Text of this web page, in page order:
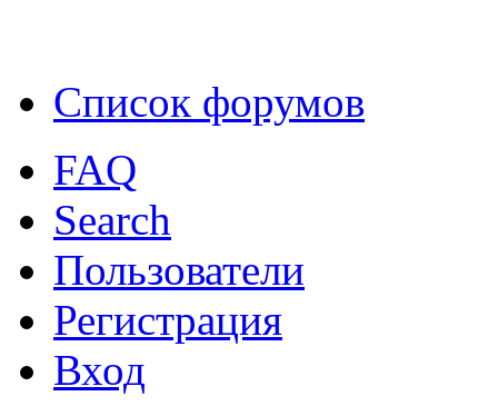
Список форумов
FAQ
Search
Пользователи
Регистрация
Вход